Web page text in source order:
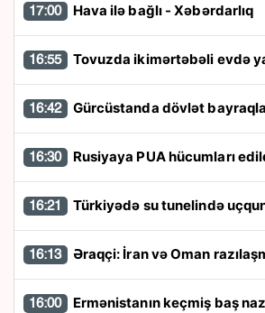
17:00 Hava ilə bağlı - Xəbərdarlıq
16:55 Tovuzda ikimərtəbəli evdə
16:42 Gürcüstanda dövlət
16:30 Rusiyaya PUA hücumları
16:21 Türkiyədə su tunelində
16:13 Əraqçi: İran və Oman
16:00